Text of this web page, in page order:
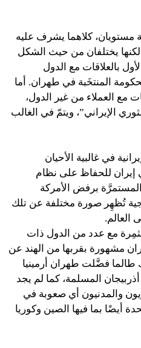
مستويان، كلاهما يشرف عليه
لكنها يختلفان من حيث الشكل
بالعلاقات مع الدول
المنتخَبة في طهران. أما
مع العملاء من غير الدول،
الإيراني”، ويتمّ في الغالب
في غالبية الأحيان
للحفاظ على نظام
المستمرَّة برفض الأمركة
تُظهِر صورة مختلفة عن تلك
العالم.
مع عدد من الدول ذات
مشهورة بقربها من الهند عن
طالما فضَّلت طهران أرمينيا
المسلمة، كما لم يجد
والمدنيون أي صعوبة في
أيضًا بما فيها الصين وكوريا